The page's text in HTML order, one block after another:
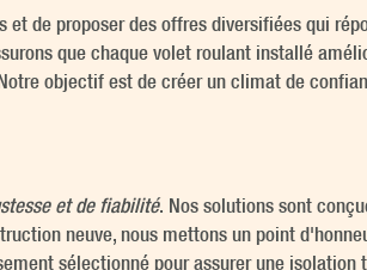
de proposer des offres diversifiées qui
que chaque volet roulant installé
objectif est de créer un climat de
et de fiabilité. Nos solutions sont
neuve, nous mettons un point
sélectionné pour assurer une isolation